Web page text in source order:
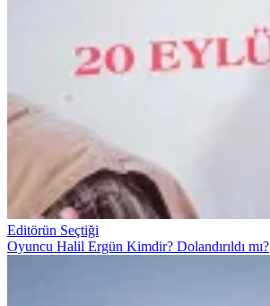
Editörün Seçtiği
Oyuncu Halil Ergün Kimdir? Dolandırıldı mı?